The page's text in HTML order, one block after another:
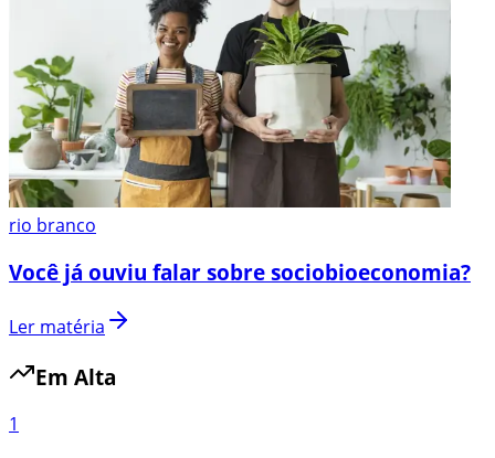
rio branco
Você já ouviu falar sobre sociobioeconomia?
Ler matéria
Em Alta
1